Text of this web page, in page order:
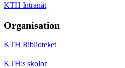
KTH Intranät
Organisation
KTH Biblioteket
KTH:s skolor